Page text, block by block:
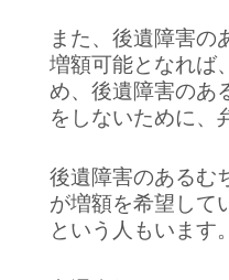
また、後遺障害の
増額可能となれば
め、後遺障害のあ
をしないために、
後遺障害のあるむ
が増額を希望して
という人もいます。